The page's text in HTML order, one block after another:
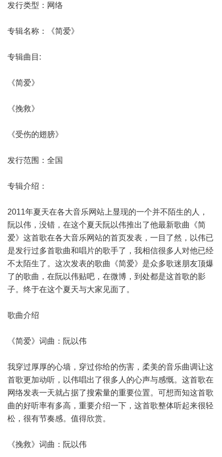
发行类型：网络
专辑名称：《简爱》
专辑曲目:
《简爱》
《挽救》
《受伤的翅膀》
发行范围：全国
专辑介绍：
2011年夏天在各大音乐网站上显现的一个并不陌生的人，
阮以伟，没错，在这个夏天阮以伟推出了他最新歌曲《简
爱》这首歌在各大音乐网站的首页发表，一目了然，以伟已
是发行过多首歌曲和唱片的歌手了，我相信很多人对他已经
不太陌生了。这次发表的歌曲《简爱》是众多歌迷朋友顶爆
了的歌曲，在阮以伟贴吧，在微博，到处都是这首歌的影
子。终于在这个夏天与大家见面了。
歌曲介绍
《简爱》词曲：阮以伟
我穿过厚厚的心墙，穿过你给的伤害，柔美的音乐曲调让这
首歌更加动听，以伟唱出了很多人的心声与感慨。这首歌在
网络发表一天就占据了搜索量的重要位置。可想而知这首歌
曲的好听率有多高，重要介绍一下，这首歌整体听起来很轻
松，很有节奏感。值得欣赏。
《挽救》词曲：阮以伟